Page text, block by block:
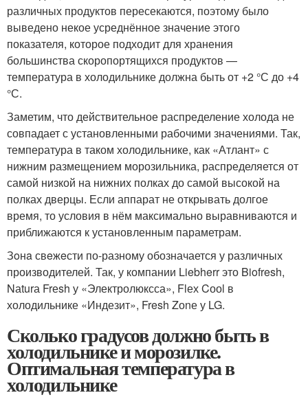
различных продуктов пересекаются, поэтому было
выведено некое усреднённое значение этого
показателя, которое подходит для хранения
большинства скоропортящихся продуктов —
температура в холодильнике должна быть от +2 °С до +4
°С.
Заметим, что действительное распределение холода не
совпадает с установленными рабочими значениями. Так,
температура в таком холодильнике, как «Атлант» с
нижним размещением морозильника, распределяется от
самой низкой на нижних полках до самой высокой на
полках дверцы. Если аппарат не открывать долгое
время, то условия в нём максимально выравниваются и
приближаются к установленным параметрам.
Зoнa свeжeсти по-разному обозначается у различных
производителей. Так, у компании Liebherr это Biofresh,
Nаturа Frеsh у «Электролюксса», Flех Cооl в
холодильнике «Индезит», Fresh Zоnе у LG.
Сколько градусов должно быть в
холодильнике и морозилке.
Оптимальная температура в
холодильнике